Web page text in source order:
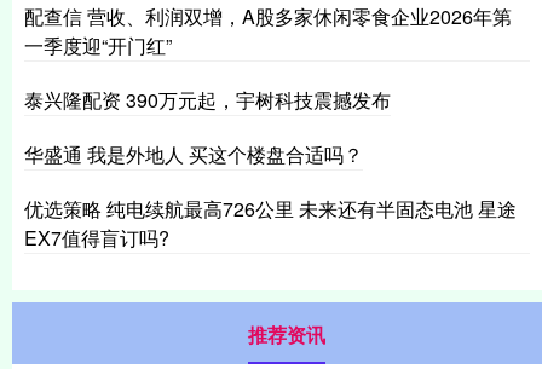
配查信 营收、利润双增，A股多家休闲零食企业2026年第
一季度迎“开门红”
泰兴隆配资 390万元起，宇树科技震撼发布
华盛通 我是外地人 买这个楼盘合适吗？
优选策略 纯电续航最高726公里 未来还有半固态电池 星途
EX7值得盲订吗?
推荐资讯